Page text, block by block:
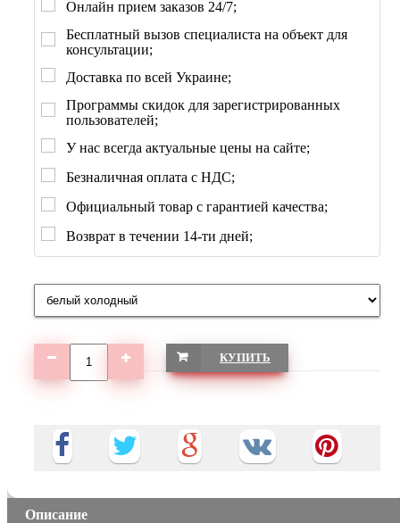
Онлайн прием заказов 24/7;
Бесплатный вызов специалиста на объект для
консультации;
Доставка по всей Украине;
Программы скидок для зарегистрированных
пользователей;
У нас всегда актуальные цены на сайте;
Безналичная оплата с НДС;
Официальный товар с гарантией качества;
Возврат в течении 14-ти дней;
КУПИТЬ
Описание